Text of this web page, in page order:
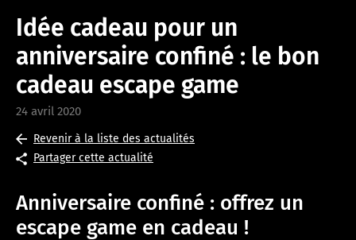
Idée cadeau pour un
anniversaire confiné : le bon
cadeau escape game
24 avril 2020
Revenir à la liste des actualités
Partager cette actualité
Anniversaire confiné : offrez un
escape game en cadeau !